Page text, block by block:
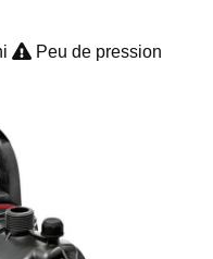
Peu de pression